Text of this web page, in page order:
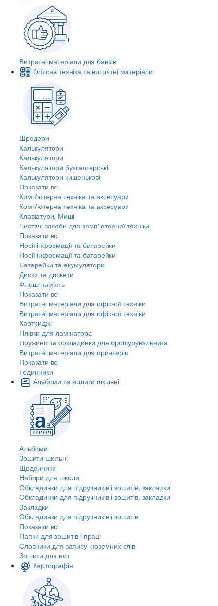
Витратні матеріали для банків
Офісна техніка та витратні матеріали
Шредери
Калькулятори
Калькулятори
Калькулятори бухгалтерські
Калькулятори кишенькові
Показати всі
Комп'ютерна техніка та аксесуари
Комп'ютерна техніка та аксесуари
Клавіатури, Миші
Чистячі засоби для комп'ютерної техніки
Показати всі
Носії інформації та батарейки
Носії інформації та батарейки
Батарейки та акумулятори
Диски та дискети
Флеш-пам'ять
Показати всі
Витратні матеріали для офісної техніки
Витратні матеріали для офісної техніки
Картриджi
Плівки для ламінатора
Пружини та обкладинки для брошурувальника
Витратні матеріали для принтерів
Показати всі
Годинники
Альбоми та зошити шкільні
Альбоми
Зошити шкільні
Щоденники
Набори для школи
Обкладинки для підручників і зошитів, закладки
Обкладинки для підручників і зошитів, закладки
Закладки
Обкладинки для підручників і зошитів
Показати всі
Папки для зошитів і праці
Словники для запису іноземних слів
Зошити для нот
Картографія